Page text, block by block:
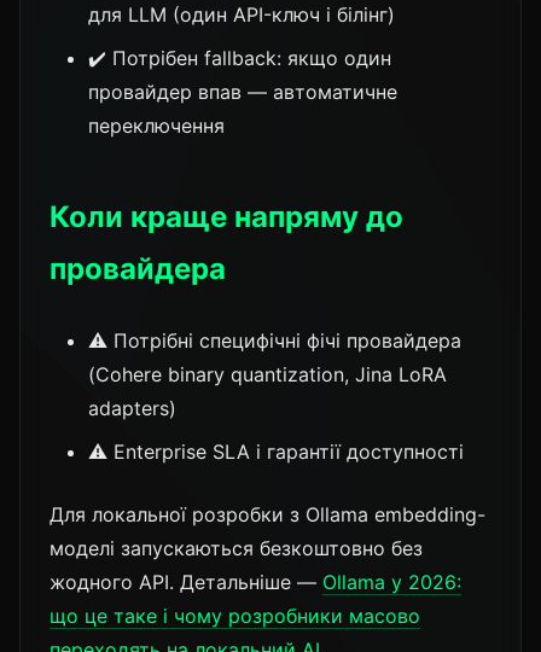
для LLM (один API-ключ і білінг)
✔️ Потрібен fallback: якщо один
провайдер впав — автоматичне
переключення
Коли краще напряму до
провайдера
⚠️ Потрібні специфічні фічі провайдера
(Cohere binary quantization, Jina LoRA
adapters)
⚠️ Enterprise SLA і гарантії доступності
Для локальної розробки з Ollama embedding-
моделі запускаються безкоштовно без
жодного API. Детальніше — Ollama у 2026:
що це таке і чому розробники масово